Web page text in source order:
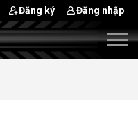
Đăng ký Đăng nhập